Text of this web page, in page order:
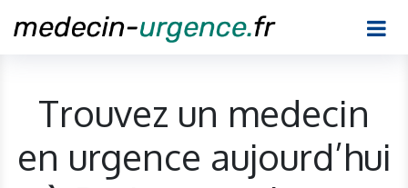
Trouvez un medecin
en urgence aujourd’hui